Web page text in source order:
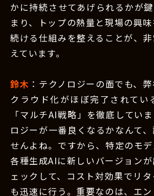
かに持続させてあげられるかが
まり、トップの熱量と現場の興
続ける仕組みを整えることが、
えています。
鈴木 ：テクノロジーの面でも、
クラウド化がほぼ完了されてい
「マルチAI戦略」を徹底してい
ロジーが一番良くなるかなんて
せんよね。ですから、特定のモデ
各種生成AIに新しいバージョン
ェックして、コスト対効果でリ
も迅速に行う。重要なのは、エ